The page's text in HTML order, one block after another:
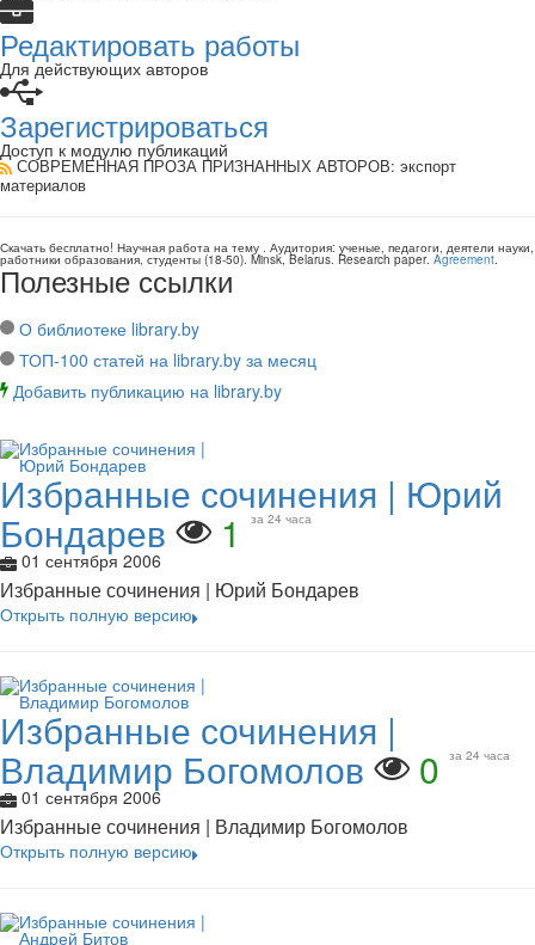
Редактировать работы
Для действующих авторов
Зарегистрироваться
Доступ к модулю публикаций
СОВРЕМЕННАЯ ПРОЗА ПРИЗНАННЫХ АВТОРОВ: экспорт
материалов
Скачать бесплатно! Научная работа на тему . Аудитория: ученые, педагоги, деятели науки,
работники образования, студенты (18-50). Minsk, Belarus. Research paper. Agreement.
Полезные ссылки
О библиотеке library.by
ТОП-100 статей на library.by за месяц
Добавить публикацию на library.by
Избранные сочинения | Юрий
Бондарев 1 за 24 часа
01 сентября 2006
Избранные сочинения | Юрий Бондарев
Открыть полную версию
Избранные сочинения |
Владимир Богомолов 0 за 24 часа
01 сентября 2006
Избранные сочинения | Владимир Богомолов
Открыть полную версию